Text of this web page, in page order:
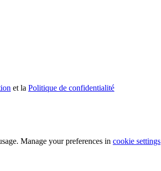
et la Politique de confidentialité
Manage your preferences in cookie settings